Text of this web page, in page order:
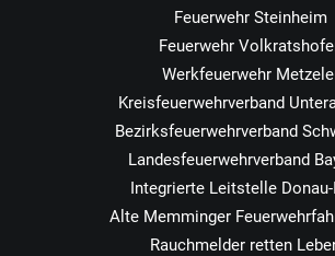
Feuerwehr Steinheim
Feuerwehr
Werkfeuerwehr
Kreisfeuerwehrverband
Bezirksfeuerwehrverband
Landesfeuerwehrverband
Integrierte Leitstelle
Alte Memminger
Rauchmelder retten